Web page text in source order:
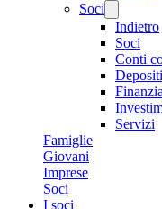
Soci
Indietro
Soci
Conti
Depositi
Servizi
Famiglie
Giovani
Imprese
Soci
I soci